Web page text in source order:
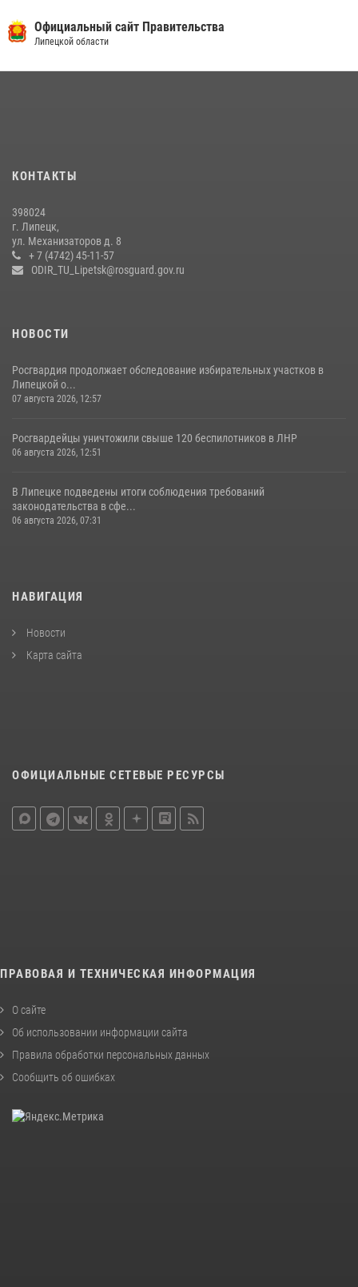
Официальный сайт Правительства
Липецкой области
КОНТАКТЫ
398024
г. Липецк,
ул. Механизаторов д. 8
+ 7 (4742) 45-11-57
ODIR_TU_Lipetsk@rosguard.gov.ru
НОВОСТИ
Росгвардия продолжает обследование избирательных участков в
Липецкой о...
07 августа 2026, 12:57
Росгвардейцы уничтожили свыше 120 беспилотников в ЛНР
06 августа 2026, 12:51
В Липецке подведены итоги соблюдения требований
законодательства в сфе...
06 августа 2026, 07:31
НАВИГАЦИЯ
Новости
Карта сайта
ОФИЦИАЛЬНЫЕ СЕТЕВЫЕ РЕСУРСЫ
ПРАВОВАЯ И ТЕХНИЧЕСКАЯ ИНФОРМАЦИЯ
О сайте
Об использовании информации сайта
Правила обработки персональных данных
Сообщить об ошибках